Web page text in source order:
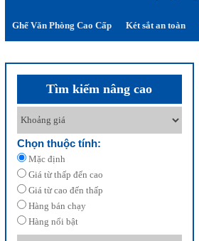
Ghế Văn Phòng Cao Cấp Két sắt an toàn
Tìm kiếm nâng cao
Chọn thuộc tính:
Mặc định
Giá từ thấp đến cao
Giá từ cao đến thấp
Hàng bán chạy
Hàng nổi bật